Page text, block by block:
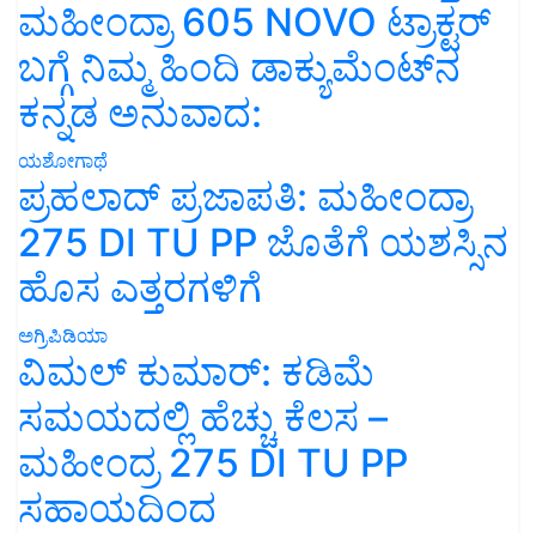
ಮಹೀಂದ್ರಾ 605 NOVO ಟ್ರಾಕ್ಟರ್
ಬಗ್ಗೆ ನಿಮ್ಮ ಹಿಂದಿ ಡಾಕ್ಯುಮೆಂಟ್‌ನ
ಕನ್ನಡ ಅನುವಾದ:
ಯಶೋಗಾಥೆ
ಪ್ರಹಲಾದ್ ಪ್ರಜಾಪತಿ: ಮಹೀಂದ್ರಾ
275 DI TU PP ಜೊತೆಗೆ ಯಶಸ್ಸಿನ
ಹೊಸ ಎತ್ತರಗಳಿಗೆ
ಅಗ್ರಿಪಿಡಿಯಾ
ವಿಮಲ್ ಕುಮಾರ್: ಕಡಿಮೆ
ಸಮಯದಲ್ಲಿ ಹೆಚ್ಚು ಕೆಲಸ –
ಮಹೀಂದ್ರ 275 DI TU PP
ಸಹಾಯದಿಂದ